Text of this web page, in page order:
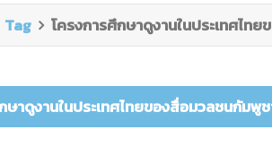
Tag โครงการศึกษาดูงานในประเทศไท
ษาดูงานในประเทศไทยของสื่อมวลชนกัมพู